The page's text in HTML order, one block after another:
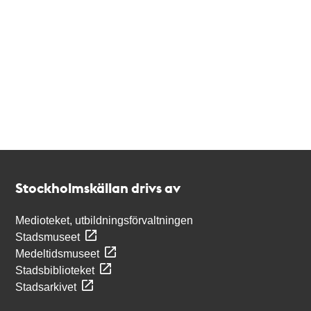
Stockholmskällan drivs av
Medioteket, utbildningsförvaltningen
Stadsmuseet
Medeltidsmuseet
Stadsbiblioteket
Stadsarkivet